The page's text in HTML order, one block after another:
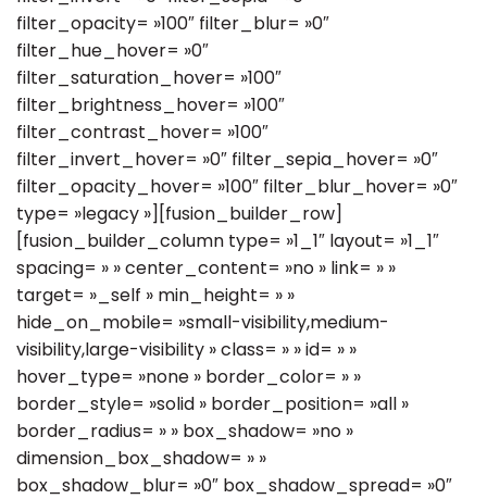
filter_opacity= »100″ filter_blur= »0″
filter_hue_hover= »0″
filter_saturation_hover= »100″
filter_brightness_hover= »100″
filter_contrast_hover= »100″
filter_invert_hover= »0″ filter_sepia_hover= »0″
filter_opacity_hover= »100″ filter_blur_hover= »0″
type= »legacy »][fusion_builder_row]
[fusion_builder_column type= »1_1″ layout= »1_1″
spacing= » » center_content= »no » link= » »
target= »_self » min_height= » »
hide_on_mobile= »small-visibility,medium-
visibility,large-visibility » class= » » id= » »
hover_type= »none » border_color= » »
border_style= »solid » border_position= »all »
border_radius= » » box_shadow= »no »
dimension_box_shadow= » »
box_shadow_blur= »0″ box_shadow_spread= »0″